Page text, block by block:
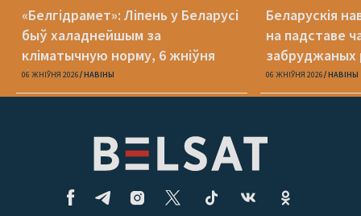
«Белгідрамет»: Ліпень у Беларусі
быў халаднейшым за
кліматычную норму, 6 жніўня
будзе +40 °С
06 ЖНІЎНЯ 2026 НАВІНЫ
Беларускія
на падставе
забруджаных
06 ЖНІЎНЯ 2026 НАВІНЫ